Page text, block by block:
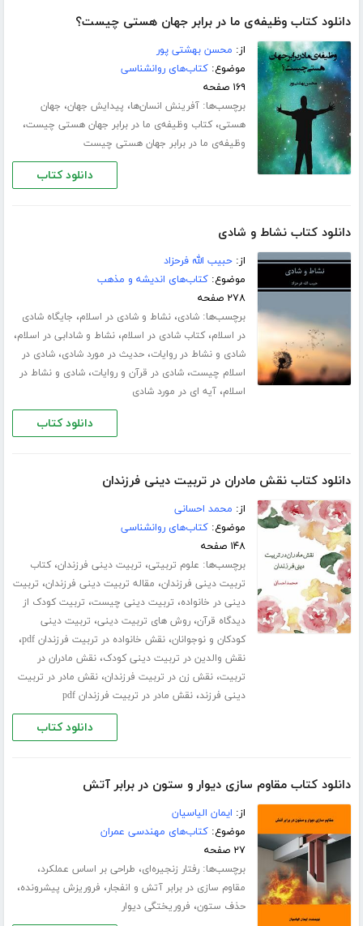
دانلود کتاب وظیفه‌ی ما در برابر جهان هستی چیست؟
از: محسن بهشتی پور
موضوع:کتاب‌های روانشناسی
۱۶۹ صفحه
برچسب‌ها:آفرینش انسان‌ها، پیدایش جهان، جهان
هستی،کتاب وظیفه‌ی ما در برابر جهان هستی چیست،
وظیفه‌ی ما در برابر جهان هستی چیست
دانلود کتاب
دانلود کتاب نشاط و شادی
از:حبیب الله فرحزاد
موضوع:کتاب‌های اندیشه و مذهب
۲۷۸ صفحه
برچسب‌ها:شادی،نشاط و شادی در اسلام، جایگاه شادی
در اسلام،کتاب شادی در اسلام،نشاط و شادابی در اسلام،
شادی و نشاط در روایات،حدیث در مورد شادی،شادی در
اسلام چیست،شادی در قرآن و روایات،شادی و نشاط در
اسلام،آیه ای در مورد شادی
دانلود کتاب
دانلود کتاب نقش مادران در تربیت دینی فرزندان
از: محمد احسانی
موضوع:کتاب‌های روانشناسی
۱۴۸ صفحه
برچسب‌ها: علوم تربیتی، تربیت دینی فرزندان،کتاب
تربیت دینی فرزندان، مقاله تربیت دینی فرزندان، تربیت
دینی در خانواده، تربیت دینی چیست، تربیت کودک از
دیدگاه قرآن،روش های تربیت دینی، تربیت دینی
کودکان و نوجوانان،نقش خانواده در تربیت فرزندان pdf ،
نقش والدین در تربیت دینی کودک،نقش مادران در
تربیت،نقش زن در تربیت فرزندان،نقش مادر در تربیت
دینی فرزند،نقش مادر در تربیت فرزندان pdf
دانلود کتاب
دانلود کتاب مقاوم سازی دیوار و ستون در برابر آتش
از: ایمان الیاسیان
موضوع:کتاب‌های مهندسی عمران
۲۷ صفحه
برچسب‌ها:رفتار زنجیره‌ای، طراحی بر اساس عملکرد،
مقاوم سازی در برابر آتش و انفجار، فروریزش پیشرونده،
حذف ستون، فروریختگی دیوار